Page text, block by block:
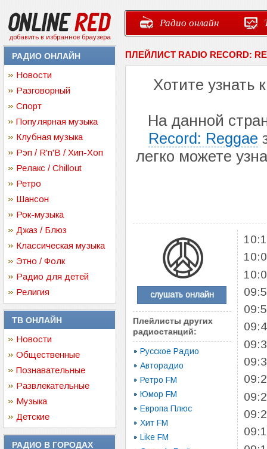
добавить в избранное браузера
Радио онлайн
РАДИО ОНЛАЙН
Новости
Разговорный
Спорт
Популярная музыка
Клубная музыка
Рэп / R'n'B / Хип-Хоп
Релакс / Chillout
Ретро
Шансон
Рок-музыка
Джаз / Блюз
Классическая музыка
Этно / Фолк
Радио для детей
Религия
ТВ ОНЛАЙН
Новости
Общественные
Познавательные
Развлекательные
Музыка
Детские
РАДИО В ГОРОДАХ
ПЛЕЙЛИСТ RADIO RECORD:
Хотите узнать
На данной
Record: Reggae
легко можете
слушать онлайн
Плейлисты других
радиостанций:
Русское Радио
Авторадио
Ретро FM
Юмор FM
Европа Плюс
Хит FM
Like FM